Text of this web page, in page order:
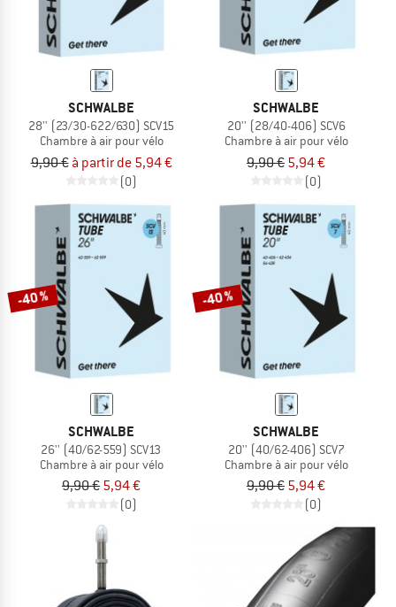
SCHWALBE
28'' (23/30-622/630) SCV15
Chambre à air pour vélo
9,90 € à partir de 5,94 €
(0)
SCHWALBE
20'' (28/40-406) SCV6
Chambre à air pour vélo
9,90 € 5,94 €
(0)
-40 %
SCHWALBE
26'' (40/62-559) SCV13
Chambre à air pour vélo
9,90 € 5,94 €
(0)
-40 %
SCHWALBE
20'' (40/62-406) SCV7
Chambre à air pour vélo
9,90 € 5,94 €
(0)